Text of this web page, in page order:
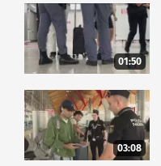
01:50
03:08